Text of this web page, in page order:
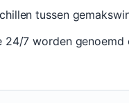
tussen
24/7 worden